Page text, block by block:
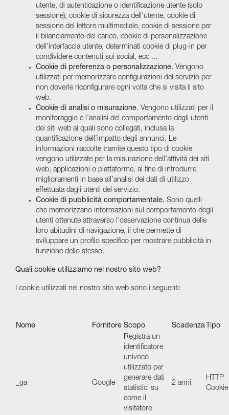
utente, di autenticazione o identificazione utente (solo
sessione), cookie di sicurezza dell’utente, cookie di
sessione del lettore multimediale, cookie di sessione per
il bilanciamento del carico, cookie di personalizzazione
dell’interfaccia utente, determinati cookie di plug-in per
condividere contenuti sui social, ecc ...
Cookie di preferenza o personalizzazione. Vengono
utilizzati per memorizzare configurazioni del servizio per
non doverle riconfigurare ogni volta che si visita il sito
web.
Cookie di analisi o misurazione. Vengono utilizzati per il
monitoraggio e l’analisi del comportamento degli utenti
dei siti web ai quali sono collegati, inclusa la
quantificazione dell’impatto degli annunci. Le
informazioni raccolte tramite questo tipo di cookie
vengono utilizzate per la misurazione dell’attività dei siti
web, applicazioni o piattaforme, al fine di introdurre
miglioramenti in base all’analisi dei dati di utilizzo
effettuata dagli utenti del servizio.
Cookie di pubblicità comportamentale. Sono quelli
che memorizzano informazioni sul comportamento degli
utenti ottenute attraverso l’osservazione continua delle
loro abitudini di navigazione, il che permette di
sviluppare un profilo specifico per mostrare pubblicità in
funzione dello stesso.
Quali cookie utilizziamo nel nostro sito web?
I cookie utilizzati nel nostro sito web sono i seguenti:
Nome Fornitore Scopo Scadenza Tipo
_ga Google
Registra un
identificatore
univoco
utilizzato per
generare dati
statistici su
come il
visitatore
2 anni
HTTP
Cookie